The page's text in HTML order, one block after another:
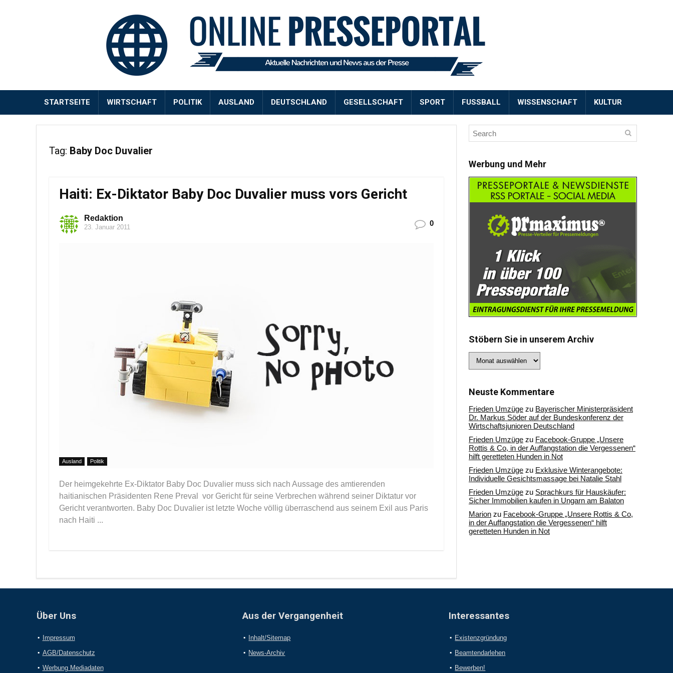
STARTSEITE WIRTSCHAFT POLITIK AUSLAND DEUTSCHLAND GESELLSCHAFT SPORT FUSSBALL WISSENSCHAFT KULTUR
Tag: Baby Doc Duvalier
Haiti: Ex-Diktator Baby Doc Duvalier muss vors Gericht
Redaktion
23. Januar 2011 0
Ausland Politik
Der heimgekehrte Ex-Diktator Baby Doc Duvalier muss sich nach Aussage des amtierenden
haitianischen Präsidenten Rene Preval vor Gericht für seine Verbrechen während seiner Diktatur vor
Gericht verantworten. Baby Doc Duvalier ist letzte Woche völlig überraschend aus seinem Exil aus Paris
nach Haiti ...
Werbung und Mehr
Stöbern Sie in unserem Archiv
Sie
Archiv
Neuste Kommentare
Frieden Umzüge zu Bayerischer Ministerpräsident
Dr. Markus Söder auf der Bundeskonferenz der
Wirtschaftsjunioren Deutschland
Frieden Umzüge zu Facebook-Gruppe „Unsere
Rottis & Co, in der Auffangstation die Vergessenen“
hilft geretteten Hunden in Not
Frieden Umzüge zu Exklusive Winterangebote:
Individuelle Gesichtsmassage bei Natalie Stahl
Frieden Umzüge zu Sprachkurs für Hauskäufer:
Sicher Immobilien kaufen in Ungarn am Balaton
Marion zu Facebook-Gruppe „Unsere Rottis & Co,
in der Auffangstation die Vergessenen“ hilft
geretteten Hunden in Not
Über Uns
Impressum
AGB/Datenschutz
Werbung Mediadaten
Aus der Vergangenheit
Inhalt/Sitemap
News-Archiv
Interessantes
Existenzgründung
Beamtendarlehen
Bewerben!